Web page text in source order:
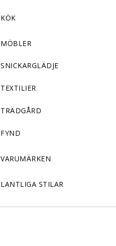
KÖK
MÖBLER
SNICKARGLÄDJE
TEXTILIER
TRÄDGÅRD
FYND
VARUMÄRKEN
LANTLIGA STILAR